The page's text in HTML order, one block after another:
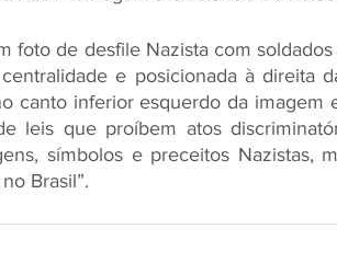
foto de desfile Nazista com
e posicionada à direita
canto inferior esquerdo da imagem
leis que proíbem atos
símbolos e preceitos Nazistas,
Brasil”.